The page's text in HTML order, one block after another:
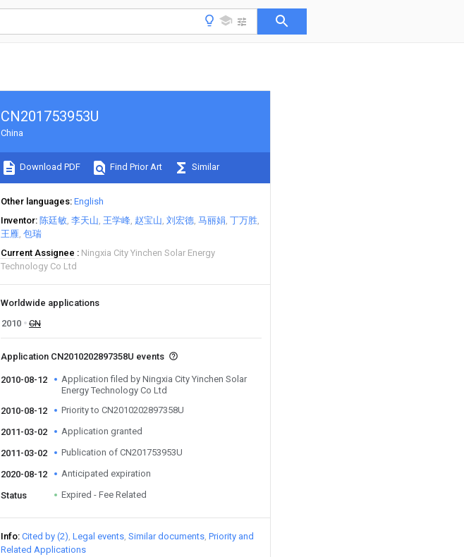
CN201753953U
China
Download PDF Find Prior Art Similar
Other languages English
Inventor 陈廷敏 李天山 王学峰 赵宝山 刘宏德 马丽娟 丁万胜
王雁 包瑞
Current Assignee
Ningxia City Yinchen Solar Energy
Technology Co Ltd
Worldwide applications
2010
CN
Application CN2010202897358U events
2010-08-12
Application filed by Ningxia City Yinchen Solar
Energy Technology Co Ltd
2010-08-12
Priority to CN2010202897358U
2011-03-02 Application granted
2011-03-02 Publication of CN201753953U
2020-08-12 Anticipated expiration
Status Expired - Fee Related
Info Cited by (2) Legal events Similar documents Priority and
Related Applications